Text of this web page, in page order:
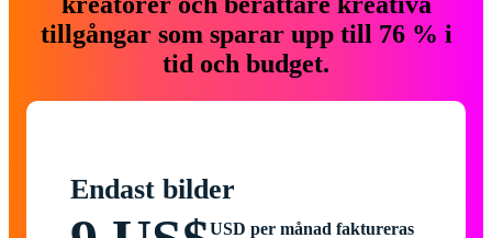
tillgångar som sparar upp till 76 % i
tid och budget.
Endast bilder
USD per månad faktureras